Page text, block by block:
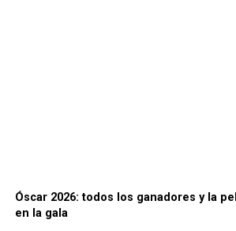
Óscar 2026: todos los ganadores y la
en la gala